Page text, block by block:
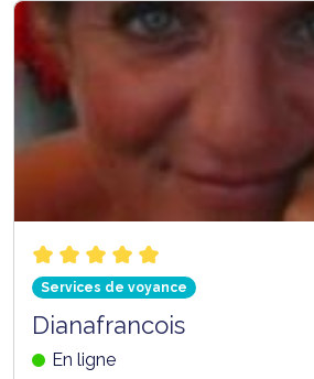
Services de voyance
Dianafrancois
En ligne